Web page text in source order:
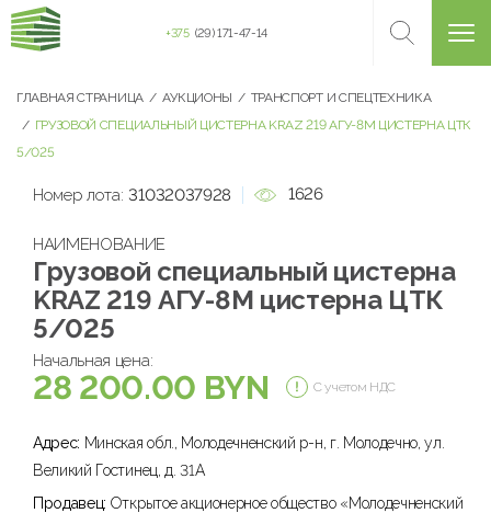
+375 (29) 171-47-14
ГЛАВНАЯ СТРАНИЦА АУКЦИОНЫ
ТРАНСПОРТ И СПЕЦТЕХНИКА
ГРУЗОВОЙ СПЕЦИАЛЬНЫЙ ЦИСТЕРНА KRAZ 219 АГУ-8М ЦИСТЕРНА ЦТК
5/025
Номер лота: 31032037928 1626
НАИМЕНОВАНИЕ
Грузовой специальный цистерна
KRAZ 219 АГУ-8М цистерна ЦТК
5/025
Начальная цена:
28 200.00 BYN С учетом НДС
Адрес: Минская обл., Молодечненский р-н, г. Молодечно, ул.
Великий Гостинец, д. 31А
Продавец: Открытое акционерное общество «Молодечненский